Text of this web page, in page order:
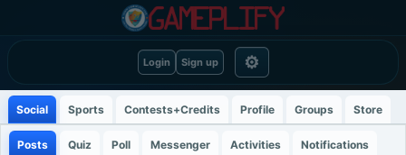
Login Sign up ⚙
Social Sports Contests+Credits Profile Groups Store
Posts Quiz Poll Messenger Activities Notifications